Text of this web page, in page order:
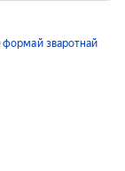
формай зваротнай